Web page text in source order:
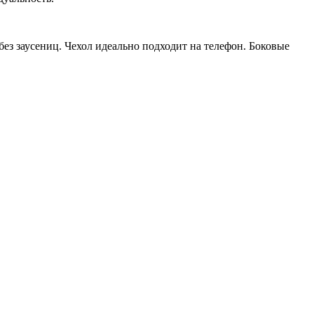
заусениц. Чехол идеально подходит на телефон. Боковые